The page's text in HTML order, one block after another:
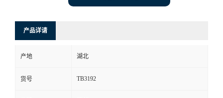
产品详请
产地 湖北
货号 TB3192